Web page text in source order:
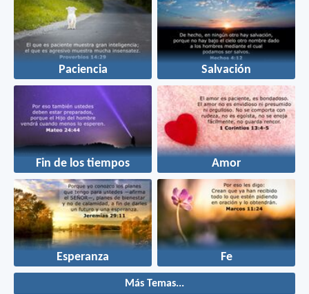
Paciencia Salvación
Fin de los tiempos Amor
Esperanza Fe
Más Temas...